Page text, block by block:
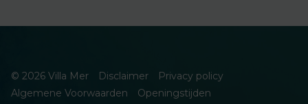
© 2026 Villa Mer Disclaimer
Privacy policy
Algemene Voorwaarden
Openingstijden